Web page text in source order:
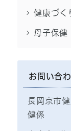
健康づく
母子保健
お問い合
長岡京市
健係